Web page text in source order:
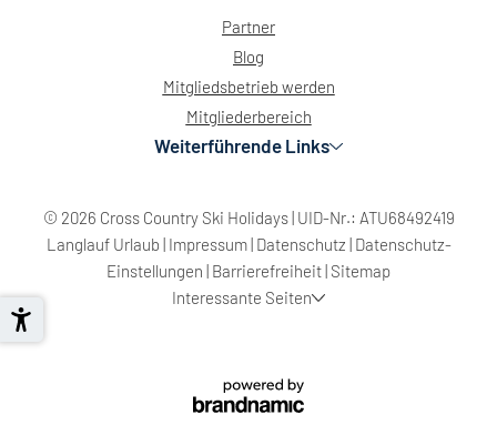
Partner
Blog
Mitgliedsbetrieb werden
Mitgliederbereich
Weiterführende Links
© 2026 Cross Country Ski Holidays UID-Nr.: ATU68492419
Langlauf Urlaub Impressum Datenschutz Datenschutz-
Einstellungen Barrierefreiheit Sitemap
Interessante Seiten